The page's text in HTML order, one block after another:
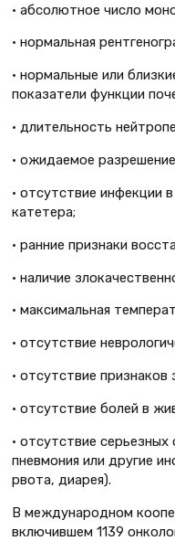
• абсолютное число
• нормальная
• нормальные или
показатели функции
• длительность
• ожидаемое
• отсутствие инфекции
катетера;
• ранние признаки
• наличие
• максимальная
• отсутствие
• отсутствие признаков
• отсутствие болей в
• отсутствие
пневмония или другие
рвота, диарея).
В международном
включившем 1139